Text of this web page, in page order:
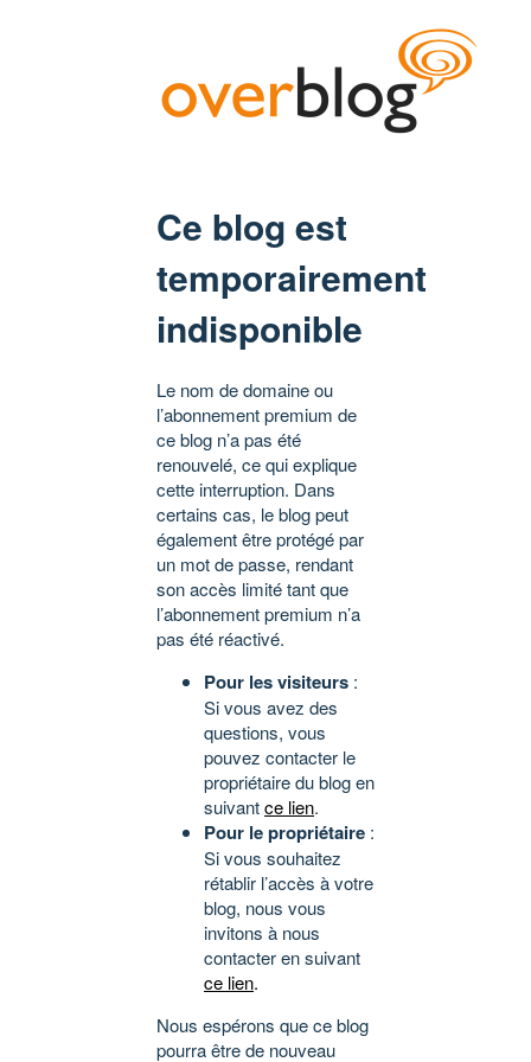
Ce blog est
temporairement
indisponible
Le nom de domaine ou
l’abonnement premium de
ce blog n’a pas été
renouvelé, ce qui explique
cette interruption. Dans
certains cas, le blog peut
également être protégé par
un mot de passe, rendant
son accès limité tant que
l’abonnement premium n’a
pas été réactivé.
Pour les visiteurs :
Si vous avez des
questions, vous
pouvez contacter le
propriétaire du blog en
suivantce lien.
Pour le propriétaire :
Si vous souhaitez
rétablir l’accès à votre
blog, nous vous
invitons à nous
contacter en suivant
ce lien.
Nous espérons que ce blog
pourra être de nouveau